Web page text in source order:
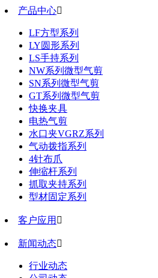
产品中心
LF方型系列
LY圆形系列
LS手持系列
NW系列微型气剪
SN系列微型气剪
GT系列微型气剪
快换夹具
电热气剪
水口夹VGRZ系列
气动拨指系列
4针布爪
伸缩杆系列
抓取夹持系列
型材固定系列
客户应用 
新闻动态
行业动态